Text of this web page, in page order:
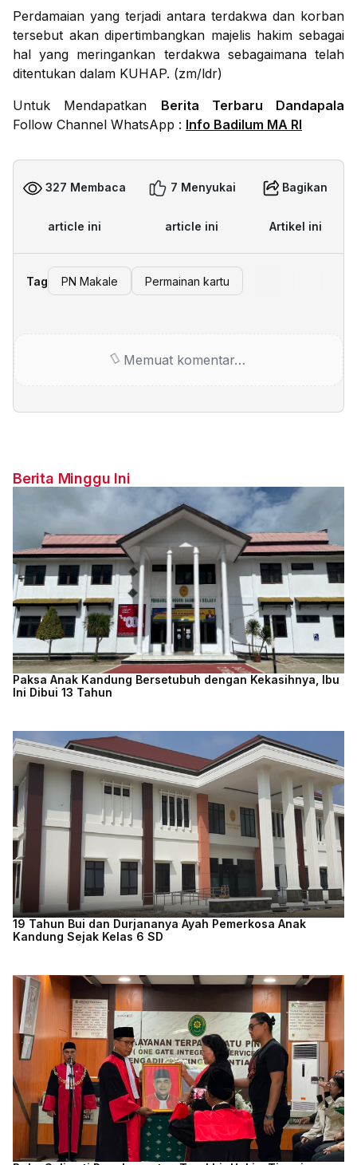
Perdamaian yang terjadi antara terdakwa dan korban
tersebut akan dipertimbangkan majelis hakim sebagai
hal yang meringankan terdakwa sebagaimana telah
ditentukan dalam KUHAP. (zm/ldr)
Untuk Mendapatkan Berita Terbaru Dandapala
Follow Channel WhatsApp : Info Badilum MA RI
327 Membaca
article ini
7 Menyukai
article ini
Bagikan
Artikel ini
Tag PN Makale Permainan kartu
Memuat komentar…
Berita Minggu Ini
Paksa Anak Kandung Bersetubuh dengan Kekasihnya, Ibu
Ini Dibui 13 Tahun
19 Tahun Bui dan Durjananya Ayah Pemerkosa Anak
Kandung Sejak Kelas 6 SD